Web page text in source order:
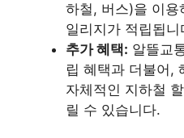
하철, 버스)을 이
일리지가 적립됩니
추가 혜택: 알뜰교
립 혜택과 더불어,
자체적인 지하철
릴 수 있습니다.